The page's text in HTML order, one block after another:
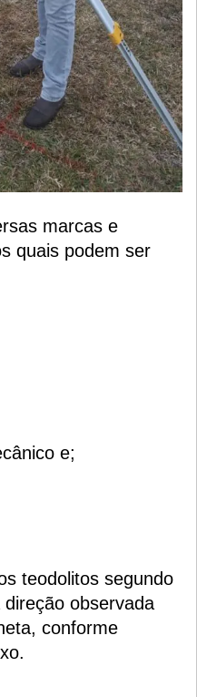
marcas e
quais podem ser
e;
teodolitos segundo
observada
conforme